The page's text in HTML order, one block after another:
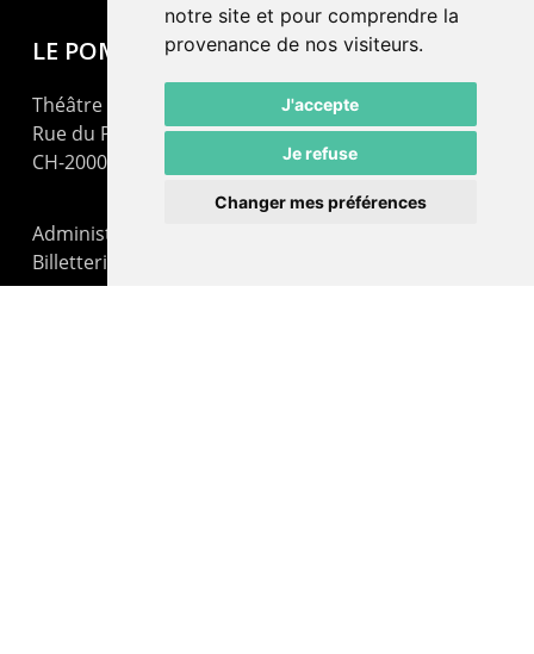
notre site et pour comprendre la
provenance de nos visiteurs.
J'accepte
Je refuse
Changer mes préférences
LE POMMIER
Théâtre – Centre Culturel Neuchâtelois
Rue du Pommier 9
CH-2000 Neuchâtel
Administration : +41 32 725 03 03
Billetterie : +41 32 725 05 05